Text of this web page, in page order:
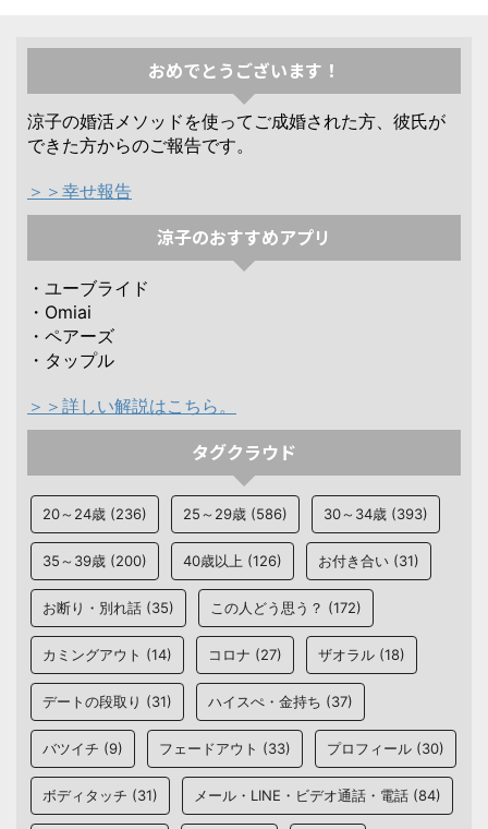
おめでとうございます！
涼子の婚活メソッドを使ってご成婚された方、彼氏が
できた方からのご報告です。
＞＞幸せ報告
涼子のおすすめアプリ
・ユーブライド
・Omiai
・ペアーズ
・タップル
＞＞詳しい解説はこちら。
タグクラウド
20～24歳 (236) 25～29歳 (586) 30～34歳 (393)
35～39歳 (200) 40歳以上 (126) お付き合い (31)
お断り・別れ話 (35) この人どう思う？ (172)
カミングアウト (14) コロナ (27) ザオラル (18)
デートの段取り (31) ハイスぺ・金持ち (37)
バツイチ (9) フェードアウト (33) プロフィール (30)
ボディタッチ (31) メール・LINE・ビデオ通話・電話 (84)